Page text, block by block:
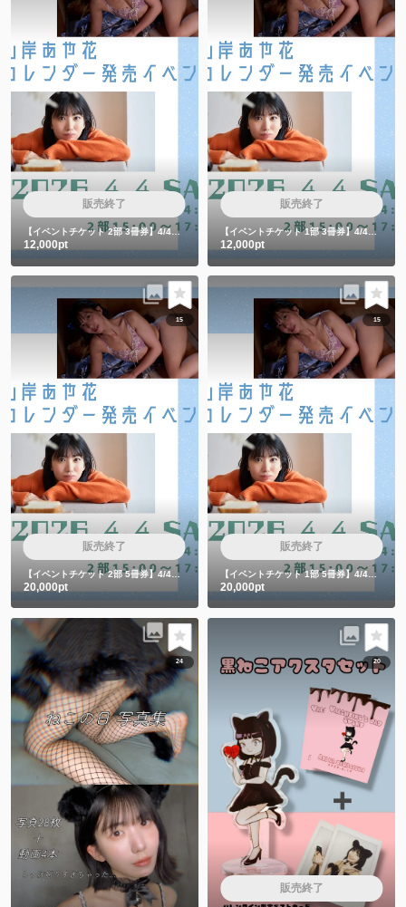
販売終了
【イベントチケット 2部 3冊券】4/4カレンダー発売イベント3冊券
12,000pt
販売終了
【イベントチケット 1部 3冊券】4/4カレンダー発売イベント3冊券
12,000pt
15
販売終了
【イベントチケット 2部 5冊券】4/4カレンダー発売イベント5冊券
20,000pt
15
販売終了
【イベントチケット 1部 5冊券】4/4カレンダー発売イベント5冊券
20,000pt
24 20
販売終了